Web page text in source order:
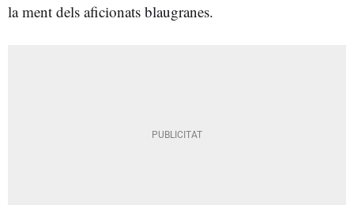
la ment dels aficionats blaugranes.